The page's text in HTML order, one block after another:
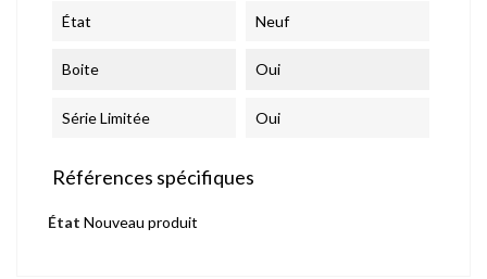
État Neuf
Boite Oui
Série Limitée Oui
Références spécifiques
État Nouveau produit